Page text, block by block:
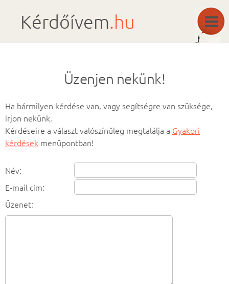
Kérdőívem.hu
Üzenjen nekünk!
Ha bármilyen kérdése van, vagy segítségre van szüksége,
írjon nekünk.
Kérdéseire a választ valószínűleg megtalálja a Gyakori
kérdések menüpontban!
Név:
E-mail cím:
Üzenet: